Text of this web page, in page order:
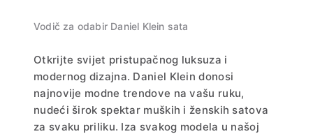
Vodič za odabir Daniel Klein sata
Otkrijte svijet pristupačnog luksuza i
modernog dizajna. Daniel Klein donosi
najnovije modne trendove na vašu ruku,
nudeći širok spektar muških i ženskih satova
za svaku priliku. Iza svakog modela u našoj